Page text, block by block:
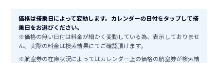
価格は搭乗日によって変動します。カレンダーの日付をタップして搭
乗日をお選びください。
※価格の無い日付は料金が細かく変動している為、表示しておりませ
ん。実際の料金は検索結果にてご確認頂けます。
※航空券の在庫状況によってはカレンダー上の価格の航空券が検索結